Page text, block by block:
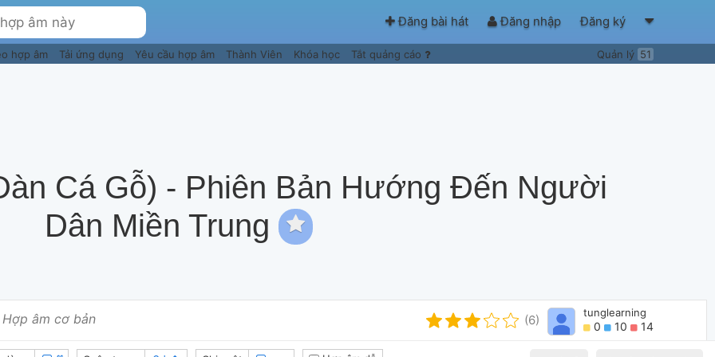
Đăng bài hát Đăng nhập Đăng ký
hợp âm Tải ứng dụng Yêu cầu hợp âm Thành Viên Khóa học Tắt quảng cáo Quản lý 51
Cá Gỗ) - Phiên Bản Hướng Đến Người
Dân Miền Trung
Hợp âm cơ bản (6)
tunglearning
0 10 14